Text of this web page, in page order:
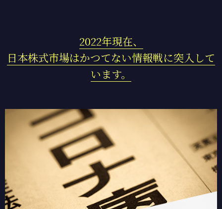
2022年現在、
日本株式市場はかつてない情報戦に突入して
います。